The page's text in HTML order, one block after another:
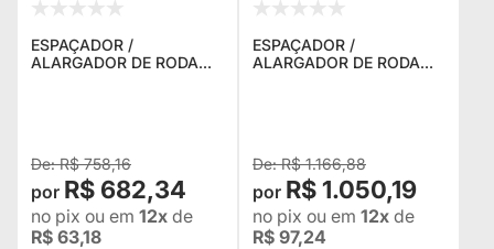
ESPAÇADOR /
ALARGADOR DE RODA
R$ 758,16
R$ 682,34
no pix ou em 12x de
R$ 63,18
ESPAÇADOR /
ALARGADOR DE RODA
R$ 1.166,88
R$ 1.050,19
no pix ou em 12x de
R$ 97,24